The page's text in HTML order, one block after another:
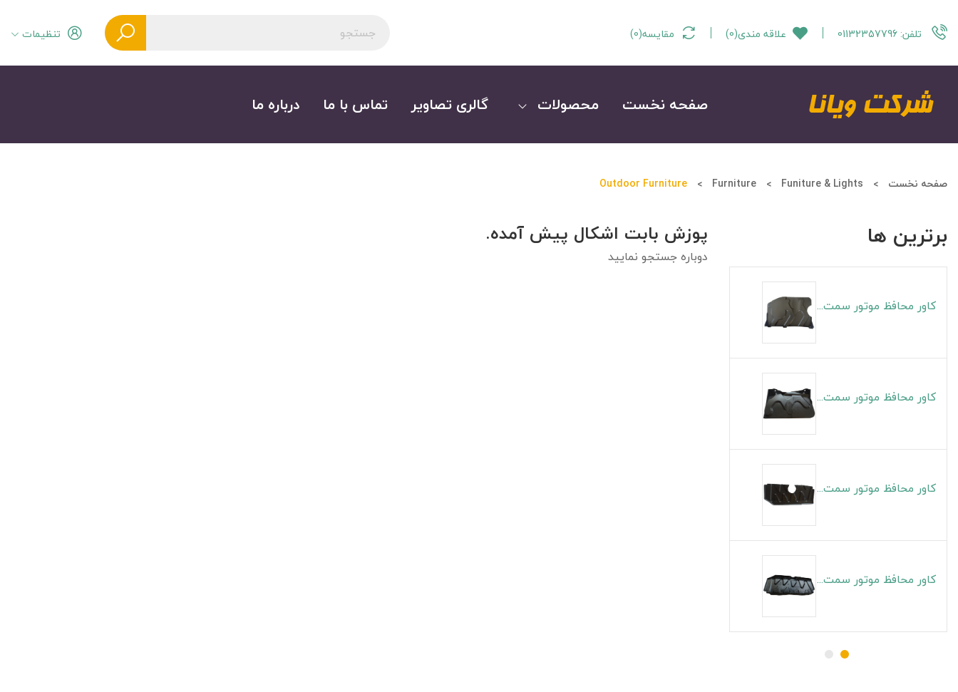
تلفن: علاقه مندی(
0
) مقایسه(
0
) تنظیمات
صفحه نخست محصولات گالری تصاویر تماس با ما درباره ما
صفحه نخست Funiture & Lights
Furniture
Outdoor Furniture
برترین ها
کاور محافظ موتور سمت راست S5
کاور محافظ موتور سمت چپ S5
کاور محافظ موتور سمت راست J4
کاور محافظ موتور سمت چپ J4
پوزش بابت اشکال پیش آمده.
دوباره جستجو نمایید